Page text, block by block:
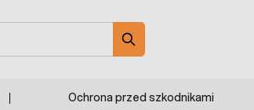
Ochrona przed szkodnikami